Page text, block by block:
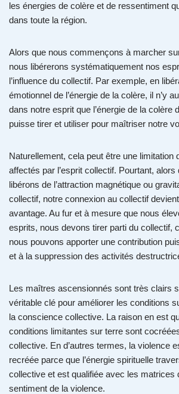
les énergies de colère et de ressentiment
dans toute la région.
Alors que nous commençons à marcher
nous libérerons systématiquement nos
l’influence du collectif. Par exemple, en
émotionnel de l’énergie de la colère, il n’y
dans notre esprit que l’énergie de la colère
puisse tirer et utiliser pour maîtriser notre
Naturellement, cela peut être une limitation
affectés par l’esprit collectif. Pourtant, alors
libérons de l’attraction magnétique ou
collectif, notre connexion au collectif
avantage. Au fur et à mesure que nous
esprits, nous devons tirer parti du collectif,
nous pouvons apporter une contribution
et à la suppression des activités
Les maîtres ascensionnés sont très clairs
véritable clé pour améliorer les conditions
la conscience collective. La raison en est
conditions limitantes sur terre sont
collective. En d’autres termes, la violence
recréée parce que l’énergie spirituelle
collective et est qualifiée avec les matrices
sentiment de la violence.